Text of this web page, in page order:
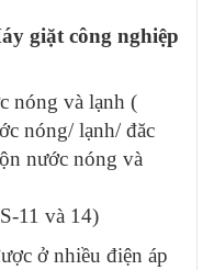
giặt công nghiệp
nóng và lạnh (
nóng/ lạnh/ đăc
nước nóng và
11 và 14)
ở nhiều điện áp